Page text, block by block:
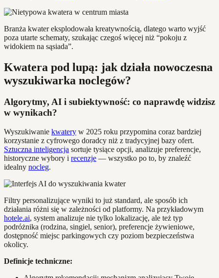
Branża kwater eksplodowała kreatywnością, dlatego warto wyjść
poza utarte schematy, szukając czegoś więcej niż “pokoju z
widokiem na sąsiada”.
Kwatera pod lupą: jak działa nowoczesna
wyszukiwarka noclegów?
Algorytmy, AI i subiektywność: co naprawdę widzisz
w wynikach?
Wyszukiwanie kwatery w 2025 roku przypomina coraz bardziej
korzystanie z cyfrowego doradcy niż z tradycyjnej bazy ofert.
Sztuczna inteligencja sortuje tysiące opcji, analizuje preferencje,
historyczne wybory i recenzje — wszystko po to, by znaleźć
idealny nocleg.
Filtry personalizujące wyniki to już standard, ale sposób ich
działania różni się w zależności od platformy. Na przykładowym
hotele.ai, system analizuje nie tylko lokalizację, ale też typ
podróżnika (rodzina, singiel, senior), preferencje żywieniowe,
dostępność miejsc parkingowych czy poziom bezpieczeństwa
okolicy.
Definicje techniczne: